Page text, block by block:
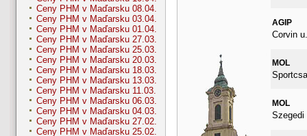
Ceny PHM v Maďarsku 08.04.
Ceny PHM v Maďarsku 03.04.
Ceny PHM v Maďarsku 01.04.
Ceny PHM v Maďarsku 27.03.
Ceny PHM v Maďarsku 25.03.
Ceny PHM v Maďarsku 20.03.
Ceny PHM v Maďarsku 18.03.
Ceny PHM v Maďarsku 13.03.
Ceny PHM v Maďarsku 11.03.
Ceny PHM v Maďarsku 06.03.
Ceny PHM v Maďarsku 04.03.
Ceny PHM v Maďarsku 27.02.
Ceny PHM v Maďarsku 25.02.
AGIP
Corvin
MOL
MOL
Szegedi